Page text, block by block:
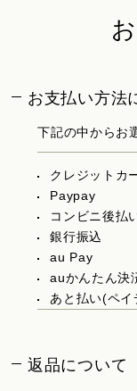
お支払い方法
下記の中からお
クレジットカ
Paypay
コンビニ後払
銀行振込
au Pay
auかんたん決
あと払い(ペイ
返品について